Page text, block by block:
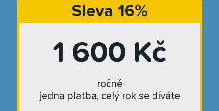
Sleva 16%
1 600 Kč
ročně
jedna platba, celý rok se díváte